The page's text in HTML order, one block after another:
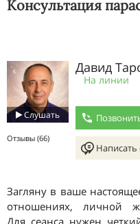
Консультация